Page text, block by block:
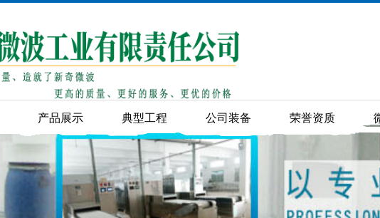
产品展示 典型工程 公司装备 荣誉资质